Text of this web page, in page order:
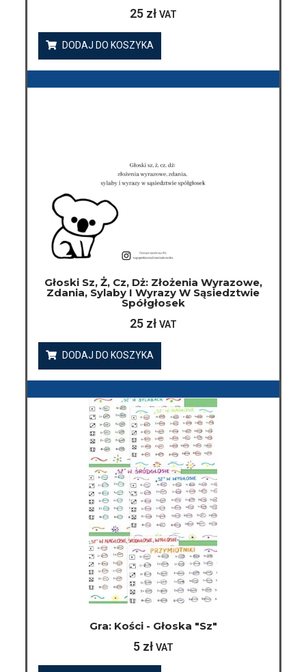
25 zł VAT
DODAJ DO KOSZYKA
Głoski Sz, Ż, Cz, Dż: Złożenia Wyrazowe,
Zdania, Sylaby I Wyrazy W Sąsiedztwie
Spółgłosek
25 zł VAT
DODAJ DO KOSZYKA
Gra: Kości - Głoska "sz"
5 zł VAT